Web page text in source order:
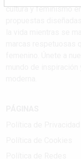
cultura y feminismo